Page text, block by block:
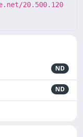
20.500.120
ND
ND